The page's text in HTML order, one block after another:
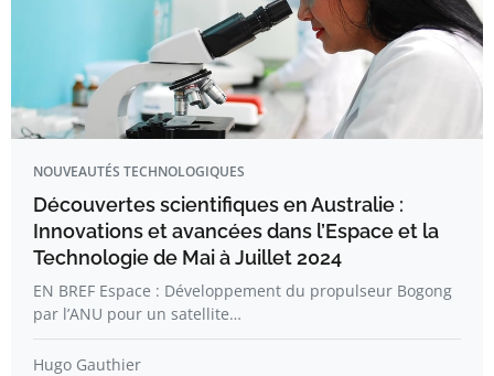
NOUVEAUTÉS TECHNOLOGIQUES
Découvertes scientifiques en Australie :
Innovations et avancées dans l’Espace et la
Technologie de Mai à Juillet 2024
EN BREF Espace : Développement du propulseur Bogong
par l’ANU pour un satellite…
Hugo Gauthier